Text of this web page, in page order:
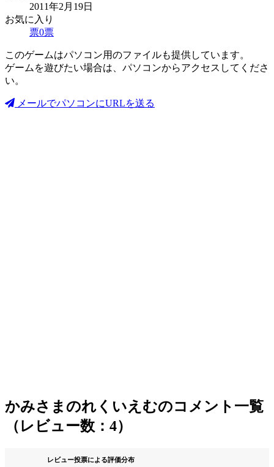
2011年2月19日
お気に入り
票0票
このゲームはパソコン用のファイルも提供しています。
ゲームを遊びたい場合は、パソコンからアクセスしてくださ
い。
メールでパソコンにURLを送る
かみさまのれくいえむのコメント一覧
（レビュー数：4）
レビュー投票による評価分布